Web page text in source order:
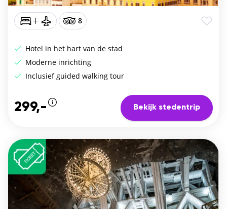
8
Hotel in het hart van de stad
Moderne inrichting
Inclusief guided walking tour
299,- Bekijk stedentrip